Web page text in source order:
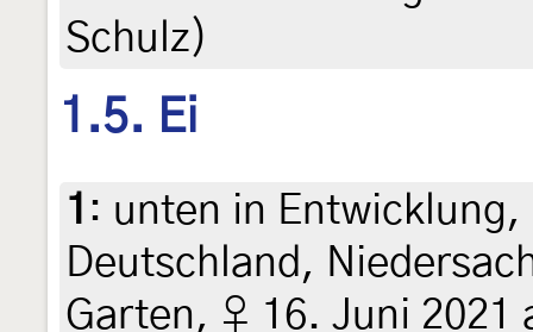
Schulz)
1.5. Ei
1 : unten in
Deutschland,
Garten, ♀ 16. Juni 2021